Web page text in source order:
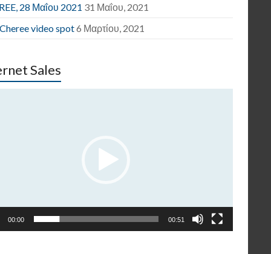
28 Μαΐου 2021 31 Μαΐου, 2021
video spot6 Μαρτίου, 2021
Sales
00:00 00:51